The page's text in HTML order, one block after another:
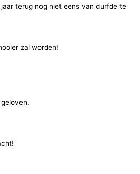
terug nog niet eens van durfde te
zal worden!